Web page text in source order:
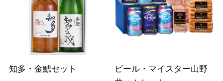
知多・金鯱セット
ビール・マイスター山野